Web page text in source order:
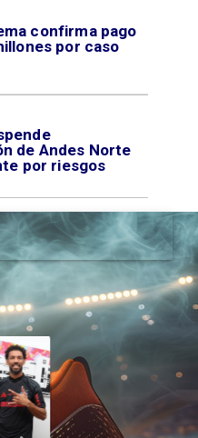
confirma pago
por caso
de Andes Norte
por riesgos